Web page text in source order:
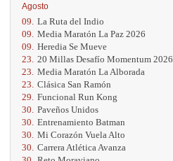
Agosto
09. La Ruta del Indio
09. Media Maratón La Paz 2026
09. Heredia Se Mueve
23. 20 Millas Desafío Momentum 2026
23. Media Maratón La Alborada
23. Clásica San Ramón
29. Funcional Run Kong
30. Paveños Unidos
30. Entrenamiento Batman
30. Mi Corazón Vuela Alto
30. Carrera Atlética Avanza